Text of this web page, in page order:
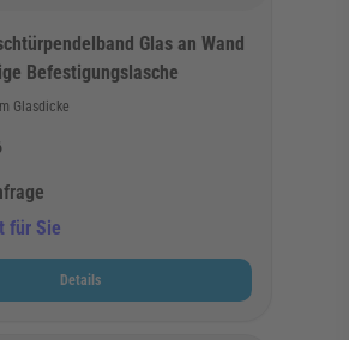
Glas an Wand
Befestigungslasche
Glasdicke
für Sie
Details